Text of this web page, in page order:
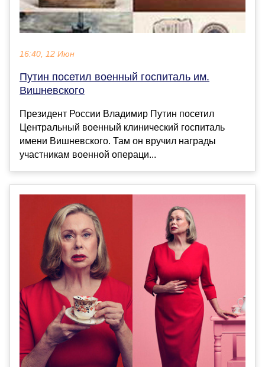
16:40, 12 Июн
Путин посетил военный госпиталь им.
Вишневского
Президент России Владимир Путин посетил
Центральный военный клинический госпиталь
имени Вишневского. Там он вручил награды
участникам военной операци...